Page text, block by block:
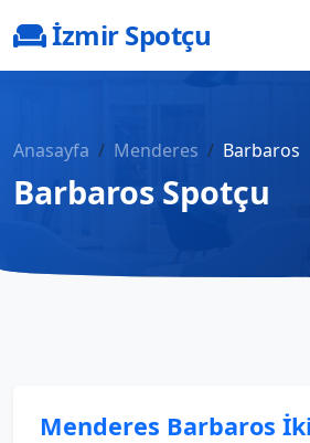
İzmir Spotçu
Anasayfa Menderes Barbaros
Barbaros Spotçu
Menderes Barbaros